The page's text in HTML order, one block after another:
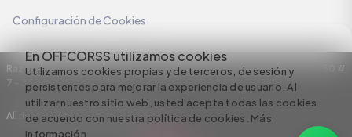
En OFFCORSS utilizamos cookies
Utilizamos cookies propias y de terceros, de sesión y
persistentes para mejorar la experiencia de usuario. Al
utilizar nuestro sitio web, usted acepta todas las cookies
de acuerdo con nuestra política de cookies. Más
información
Configuración de Cookies
Razón Social: C.I HERMECO S.A. NIT: 890924167-6 Dirección: Carrera 50 #
7 – 35
All rights reserved empowered by